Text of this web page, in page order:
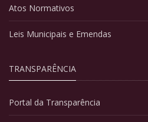
Atos Normativos
Leis Municipais e Emendas
TRANSPARÊNCIA
Portal da Transparência